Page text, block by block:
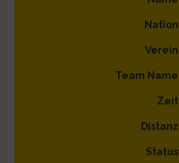
Nation
Verein
Team Name
Zeit
Distanz
Status